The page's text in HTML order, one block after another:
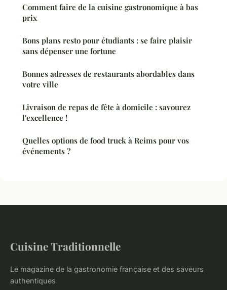
Comment faire de la cuisine gastronomique à bas
prix
Bons plans resto pour étudiants : se faire plaisir
sans dépenser une fortune
Bonnes adresses de restaurants abordables dans
votre ville
Livraison de repas de fête à domicile : savourez
l'excellence !
Quelles options de food truck à Reims pour vos
événements ?
Cuisine Traditionnelle
Le magazine de la gastronomie française et des saveurs
authentiques